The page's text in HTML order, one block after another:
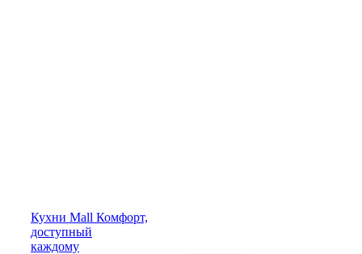
Кухни Mall Комфорт,
доступный
каждому